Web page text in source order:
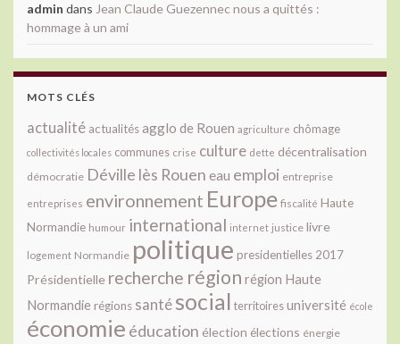
admin dans Jean Claude Guezennec nous a quittés :
hommage à un ami
MOTS CLÉS
actualité actualitésagglo de Rouen agriculture chômage
collectivités locales communes crise culture dette décentralisation
démocratie Déville lès Rouen eau emploi entreprise
entreprises environnement Europe fiscalité Haute
Normandie humour international internet justice livre
logement Normandie politique presidentielles 2017
Présidentielle recherche région région Haute
Normandie régions santésocial territoiresuniversité école
économie éducation élection élections énergie